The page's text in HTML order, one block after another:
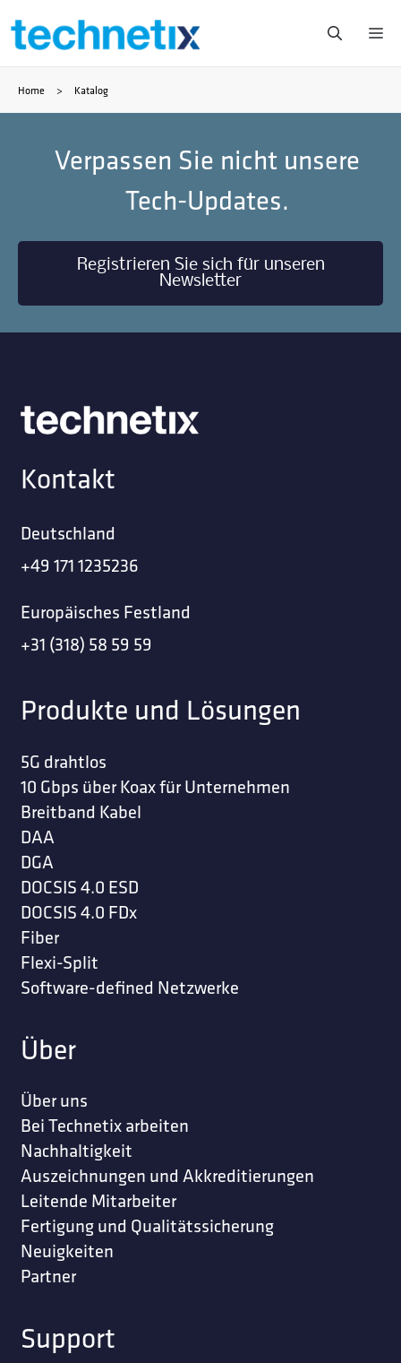
Zum
springen
Home > Katalog
Verpassen Sie nicht unsere
Tech-Updates.
Registrieren Sie sich für unseren
Newsletter
Kontakt
Deutschland
+49 171 1235236
Europäisches Festland
+31 (318) 58 59 59
Produkte und Lösungen
5G drahtlos
10 Gbps über Koax für Unternehmen
Breitband Kabel
DAA
DGA
DOCSIS 4.0 ESD
DOCSIS 4.0 FDx
Fiber
Flexi-Split
Software-defined Netzwerke
Über
Über uns
Bei Technetix arbeiten
Nachhaltigkeit
Auszeichnungen und Akkreditierungen
Leitende Mitarbeiter
Fertigung und Qualitätssicherung
Neuigkeiten
Partner
Support